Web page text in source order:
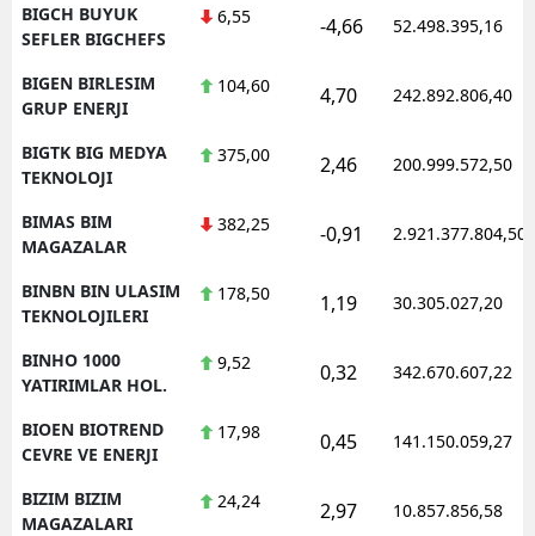
BIGCH BUYUK
SEFLER BIGCHEFS
6,55 -4,66 52.498.395,16
BIGEN BIRLESIM
GRUP ENERJI
104,60 4,70 242.892.806,40
BIGTK BIG MEDYA
TEKNOLOJI
375,00 2,46 200.999.572,50
BIMAS BIM
MAGAZALAR
382,25 -0,91 2.921.377.804,50
BINBN BIN ULASIM
TEKNOLOJILERI
178,50 1,19 30.305.027,20
BINHO 1000
YATIRIMLAR HOL.
9,52 0,32 342.670.607,22
BIOEN BIOTREND
CEVRE VE ENERJI
17,98 0,45 141.150.059,27
BIZIM BIZIM
MAGAZALARI
24,24 2,97 10.857.856,58